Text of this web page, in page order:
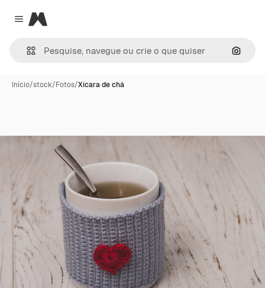
Close menu
Magnific
Início/stock/Fotos/Xícara de chá